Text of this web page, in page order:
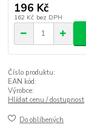
196 Kč
162 Kč bez DPH
Číslo produktu:
EAN kód:
Výrobce:
Hlídat cenu / dostupnost
Do oblíbených